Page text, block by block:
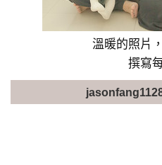
溫暖的照片
撰寫